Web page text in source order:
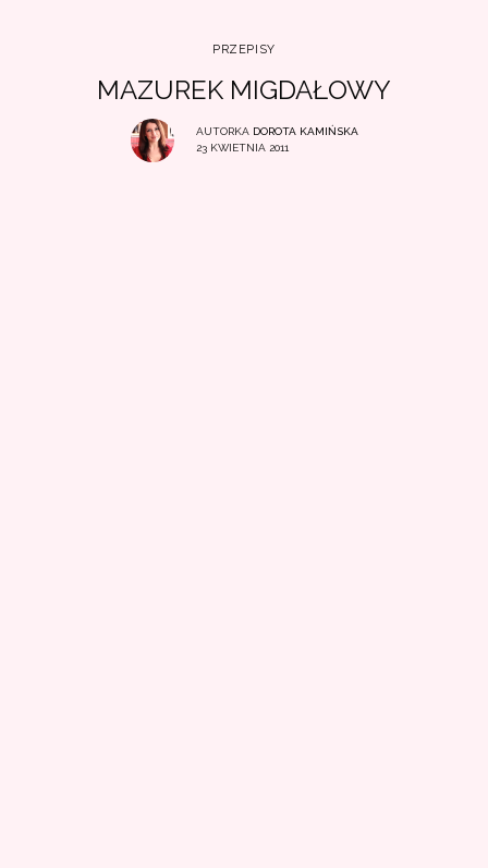
PRZEPISY
MAZUREK MIGDAŁOWY
AUTORKA DOROTA KAMIŃSKA
23 KWIETNIA 2011